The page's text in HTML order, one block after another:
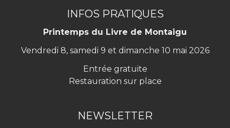
INFOS PRATIQUES
Printemps du Livre de Montaigu
Vendredi 8, samedi 9 et dimanche 10 mai 2026
Entrée gratuite
Restauration sur place
NEWSLETTER